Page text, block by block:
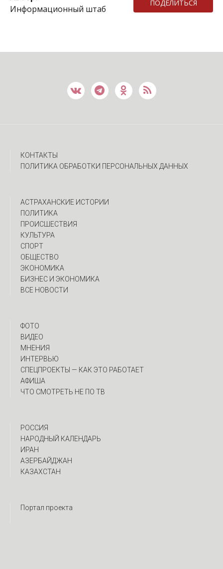
Информационный штаб
ПОДЕЛИТЬСЯ
КОНТАКТЫ
ПОЛИТИКА ОБРАБОТКИ ПЕРСОНАЛЬНЫХ ДАННЫХ
АСТРАХАНСКИЕ ИСТОРИИ
ПОЛИТИКА
ПРОИСШЕСТВИЯ
КУЛЬТУРА
СПОРТ
ОБЩЕСТВО
ЭКОНОМИКА
БИЗНЕС И ЭКОНОМИКА
ВСЕ НОВОСТИ
ФОТО
ВИДЕО
МНЕНИЯ
ИНТЕРВЬЮ
CПЕЦПРОЕКТЫ — КАК ЭТО РАБОТАЕТ
АФИША
ЧТО СМОТРЕТЬ НЕ ПО ТВ
РОССИЯ
НАРОДНЫЙ КАЛЕНДАРЬ
ИРАН
АЗЕРБАЙДЖАН
КАЗАХСТАН
Портал проекта